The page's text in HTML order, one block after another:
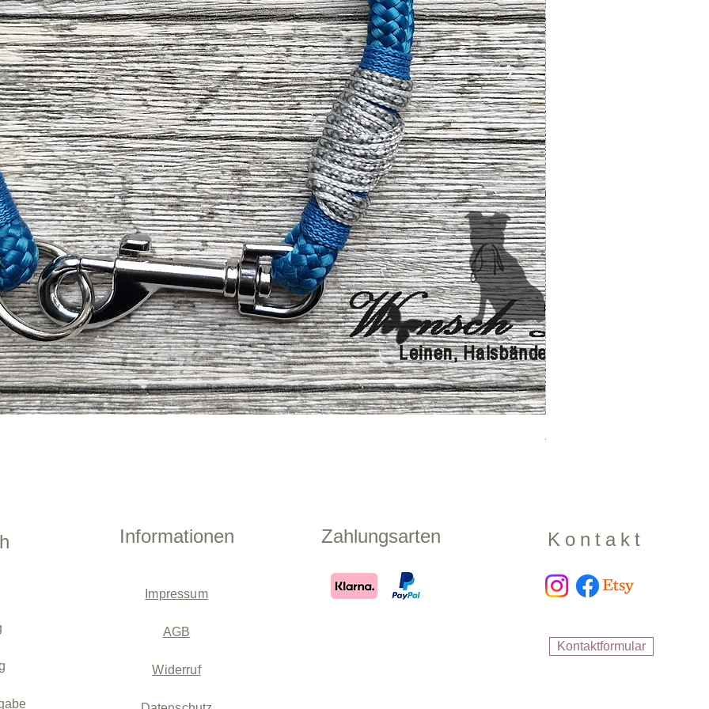
ist).
Zugstopphalsband "Shadow"
Informationen
Impressum
AGB
Widerruf
Zahlungsarten Kontakt
Kontaktformular